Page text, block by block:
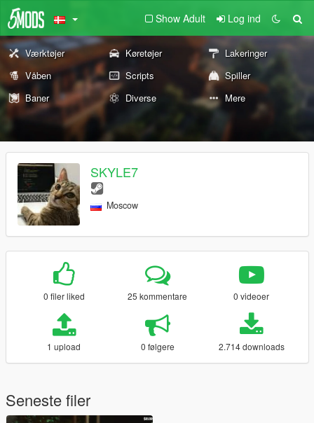
Show Adult Log ind
Værktøjer Køretøjer
Lakeringer
Våben
Scripts
Spiller
Baner
Diverse Mere
SKYLE7
Moscow
0 filer liked 25 kommentare 0 videoer
1 upload 0 følgere 2.714 downloads
Seneste filer